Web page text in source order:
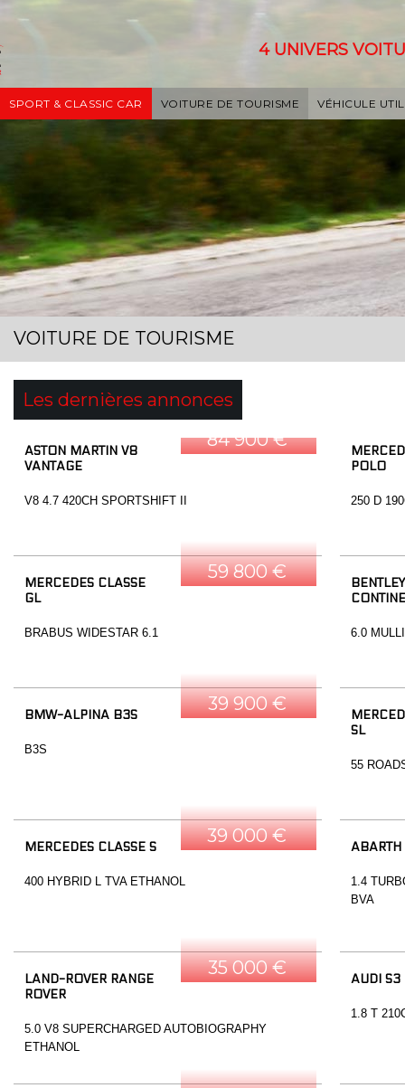
4 UNIVERS
SPORT & CLASSIC CAR VOITURE DE TOURISME VÉHICULE
VOITURE DE TOURISME
Les dernières annonces
84 900 €
ASTON MARTIN V8
VANTAGE
V8 4.7 420CH SPORTSHIFT II
POLO
250 D
59 800 €
MERCEDES CLASSE
GL
BRABUS WIDESTAR 6.1
BENTLEY
6.0
39 900 €
BMW-ALPINA B3S
B3S
SL
55
39 000 €
MERCEDES CLASSE S
400 HYBRID L TVA ETHANOL
1.4
BVA
35 000 €
LAND-ROVER RANGE
ROVER
5.0 V8 SUPERCHARGED AUTOBIOGRAPHY
ETHANOL
AUDI S3
1.8 T